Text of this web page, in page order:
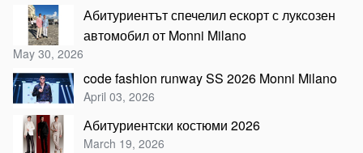
Абитуриентът спечелил ескорт с луксозен
автомобил от Monni Milano
May 30, 2026
code fashion runway SS 2026 Monni Milano
April 03, 2026
Абитуриентски костюми 2026
March 19, 2026